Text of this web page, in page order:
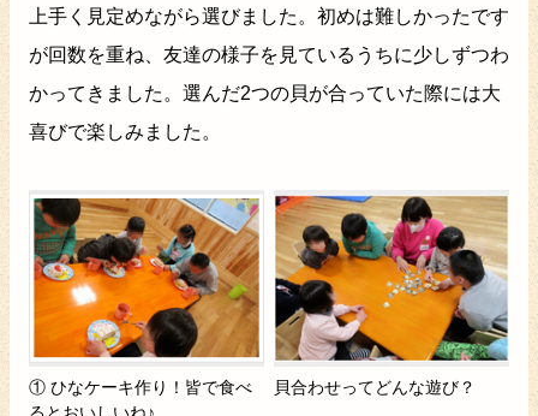
上手く見定めながら選びました。初めは難しかったです
が回数を重ね、友達の様子を見ているうちに少しずつわ
かってきました。選んだ2つの貝が合っていた際には大
喜びで楽しみました。
① ひなケーキ作り！皆で食べ
貝合わせってどんな遊び？